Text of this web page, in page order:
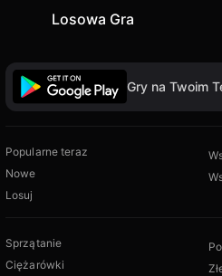
Losowa Gra
Gry na Twoim
Popularne teraz
Nowe
Losuj
Sprzątanie
Ciężarówki